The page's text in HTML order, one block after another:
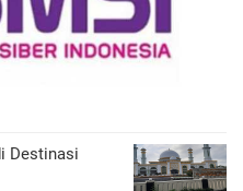
Destinasi